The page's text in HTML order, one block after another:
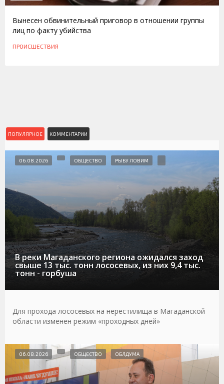
Вынесен обвинительный приговор в отношении группы
лиц по факту убийства
ПРОИСШЕСТВИЯ
ПОПУЛЯРНОЕ КОММЕНТАРИИ
В реки Магаданского региона ожидался заход
свыше 13 тыс. тонн лососевых, из них 9,4 тыс.
тонн - горбуша
06.08.2026 ОБЩЕСТВО РЫБУ ЛОВИМ
Для прохода лососевых на нерестилища в Магаданской
области изменен режим «проходных дней»
06.08.2026 ОБЩЕСТВО ОБЛДУМА